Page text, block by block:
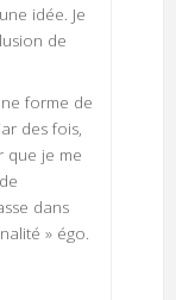
idée. Je
de
forme de
des fois,
que je me
dans
» égo.